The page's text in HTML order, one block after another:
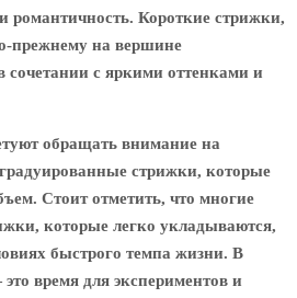
романтичность. Короткие стрижки,
прежнему на вершине
сочетании с яркими оттенками и
обращать внимание на
стрижки, которые
Стоит отметить, что многие
которые легко укладываются,
быстрого темпа жизни. В
время для экспериментов и